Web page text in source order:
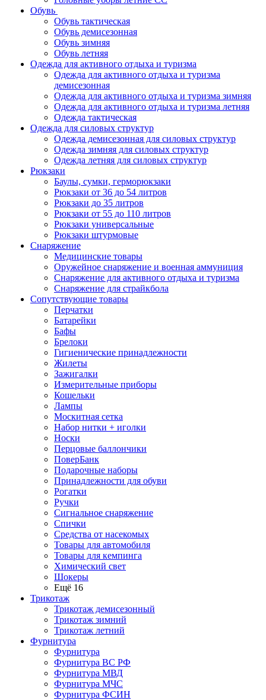
Обувь
Обувь тактическая
Обувь демисезонная
Обувь зимняя
Обувь летняя
Одежда для активного отдыха и туризма
Одежда для активного отдыха и туризма
демисезонная
Одежда для активного отдыха и туризма зимняя
Одежда для активного отдыха и туризма летняя
Одежда тактическая
Одежда для силовых структур
Одежда демисезонная для силовых структур
Одежда зимняя для силовых структур
Одежда летняя для силовых структур
Рюкзаки
Баулы, сумки, герморюкзаки
Рюкзаки от 36 до 54 литров
Рюкзаки до 35 литров
Рюкзаки от 55 до 110 литров
Рюкзаки универсальные
Рюкзаки штурмовые
Снаряжение
Медицинские товары
Оружейное снаряжение и военная аммуниция
Снаряжение для активного отдыха и туризма
Снаряжение для страйкбола
Сопутствующие товары
Перчатки
Батарейки
Бафы
Брелоки
Гигиенические принадлежности
Жилеты
Зажигалки
Измерительные приборы
Кошельки
Лампы
Москитная сетка
Набор нитки + иголки
Носки
Перцовые баллончики
ПоверБанк
Подарочные наборы
Принадлежности для обуви
Рогатки
Ручки
Сигнальное снаряжение
Спички
Средства от насекомых
Товары для автомобиля
Товары для кемпинга
Химический свет
Шокеры
Ещё 16
Трикотаж
Трикотаж демисезонный
Трикотаж зимний
Трикотаж летний
Фурнитура
Фурнитура
Фурнитура ВС РФ
Фурнитура МВД
Фурнитура МЧС
Фурнитура ФСИН